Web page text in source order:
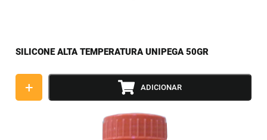
SILICONE ALTA TEMPERATURA UNIPEGA 50GR
+ ADICIONAR